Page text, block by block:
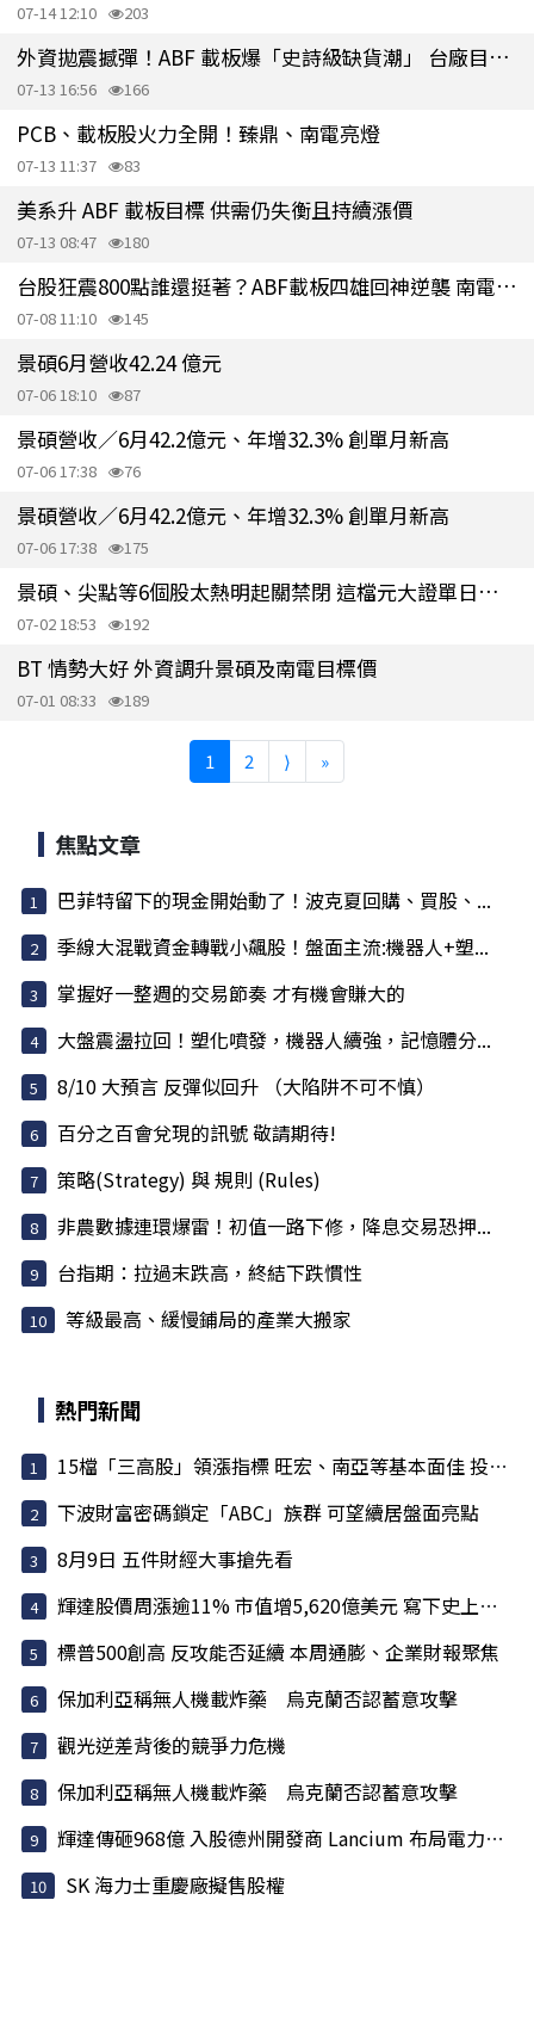
07-14 12:10 203
外資拋震撼彈！ABF 載板爆「史詩級缺貨潮」 台廠目標價翻倍飆
07-13 16:56 166
PCB、載板股火力全開！臻鼎、南電亮燈
07-13 11:37 83
美系升 ABF 載板目標 供需仍失衡且持續漲價
07-13 08:47 180
台股狂震800點誰還挺著？ABF載板四雄回神逆襲 南電、景碩飆漲停
07-08 11:10 145
景碩6月營收42.24 億元
07-06 18:10 87
景碩營收／6月42.2億元、年增32.3% 創單月新高
07-06 17:38 76
景碩營收／6月42.2億元、年增32.3% 創單月新高
07-06 17:38 175
景碩、尖點等6個股太熱明起關禁閉 這檔元大證單日敲進逾1億元引關注
07-02 18:53 192
BT 情勢大好 外資調升景碩及南電目標價
07-01 08:33 189
1 2 ⟩ »
焦點文章
巴菲特留下的現金開始動了！波克夏回購、買股、...
季線大混戰資金轉戰小飆股！盤面主流:機器人+塑...
掌握好一整週的交易節奏 才有機會賺大的
大盤震盪拉回！塑化噴發，機器人續強，記憶體分...
8/10 大預言 反彈似回升 （大陷阱不可不慎）
百分之百會兌現的訊號 敬請期待!
策略(Strategy) 與 規則 (Rules)
非農數據連環爆雷！初值一路下修，降息交易恐押...
台指期：拉過末跌高，終結下跌慣性
等級最高、緩慢鋪局的產業大搬家
熱門新聞
15檔「三高股」領漲指標 旺宏、南亞等基本面佳 投信大買
下波財富密碼鎖定「ABC」族群 可望續居盤面亮點
8月9日 五件財經大事搶先看
輝達股價周漲逾11% 市值增5,620億美元 寫下史上最大單周...
標普500創高 反攻能否延續 本周通膨、企業財報聚焦
保加利亞稱無人機載炸藥 烏克蘭否認蓄意攻擊
觀光逆差背後的競爭力危機
保加利亞稱無人機載炸藥 烏克蘭否認蓄意攻擊
輝達傳砸968億 入股德州開發商 Lancium 布局電力基建
SK 海力士重慶廠擬售股權